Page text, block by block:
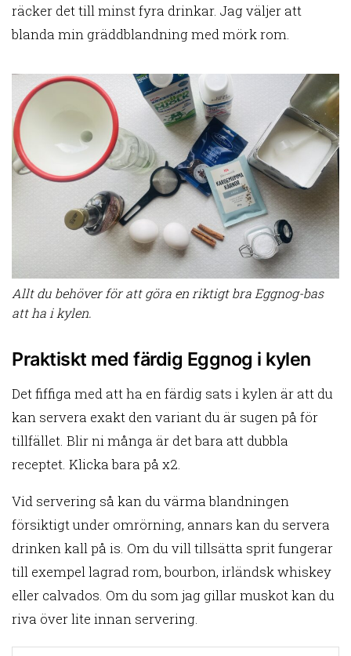
räcker det till minst fyra drinkar. Jag väljer att
blanda min gräddblandning med mörk rom.
Allt du behöver för att göra en riktigt bra Eggnog-bas
att ha i kylen.
Praktiskt med färdig Eggnog i kylen
Det fiffiga med att ha en färdig sats i kylen är att du
kan servera exakt den variant du är sugen på för
tillfället. Blir ni många är det bara att dubbla
receptet. Klicka bara på x2.
Vid servering så kan du värma blandningen
försiktigt under omrörning, annars kan du servera
drinken kall på is. Om du vill tillsätta sprit fungerar
till exempel lagrad rom, bourbon, irländsk whiskey
eller calvados. Om du som jag gillar muskot kan du
riva över lite innan servering.